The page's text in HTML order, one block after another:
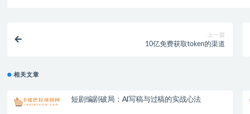
上一篇
10亿免费获取token的渠道
相关文章
短剧编剧破局：AI写稿与过稿的实战心法